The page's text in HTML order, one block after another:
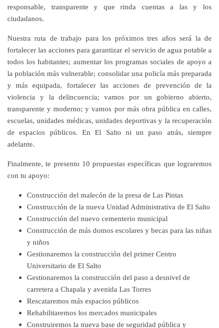
responsable, transparente y que rinda cuentas a las y los
ciudadanos.
Nuestra ruta de trabajo para los próximos tres años será la de
fortalecer las acciones para garantizar el servicio de agua potable a
todos los habitantes; aumentar los programas sociales de apoyo a
la población más vulnerable; consolidar una policía más preparada
y más equipada, fortalecer las acciones de prevención de la
violencia y la delincuencia; vamos por un gobierno abierto,
transparente y moderno; y vamos por más obra pública en calles,
escuelas, unidades médicas, unidades deportivas y la recuperación
de espacios públicos. En El Salto ni un paso atrás, siempre
adelante.
Finalmente, te presento 10 propuestas específicas que lograremos
con tu apoyo:
Construcción del malecón de la presa de Las Pintas
Construcción de la nueva Unidad Administrativa de El Salto
Construcción del nuevo cementerio municipal
Construcción de más domos escolares y becas para las niñas
y niños
Gestionaremos la construcción del primer Centro
Universitario de El Salto
Gestionaremos la construcción del paso a desnivel de
carretera a Chapala y avenida Las Torres
Rescataremos más espacios públicos
Rehabilitaremos los mercados municipales
Construiremos la nueva base de seguridad pública y